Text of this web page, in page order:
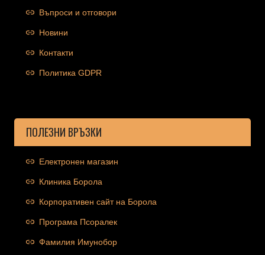
Въпроси и отговори
Новини
Контакти
Политика GDPR
ПОЛЕЗНИ ВРЪЗКИ
Електронен магазин
Клиника Борола
Корпоративен сайт на Борола
Програма Псоралек
Фамилия Имунобор